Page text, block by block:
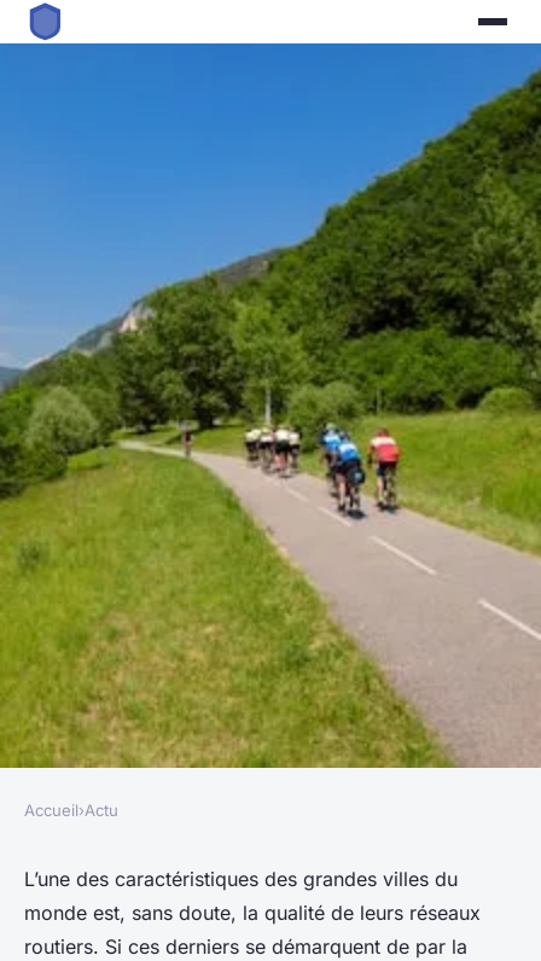
Tout savoir sur les pistes
cyclables
Accueil›Actu
L’une des caractéristiques des grandes villes du
monde est, sans doute, la qualité de leurs réseaux
routiers. Si ces derniers se démarquent de par la